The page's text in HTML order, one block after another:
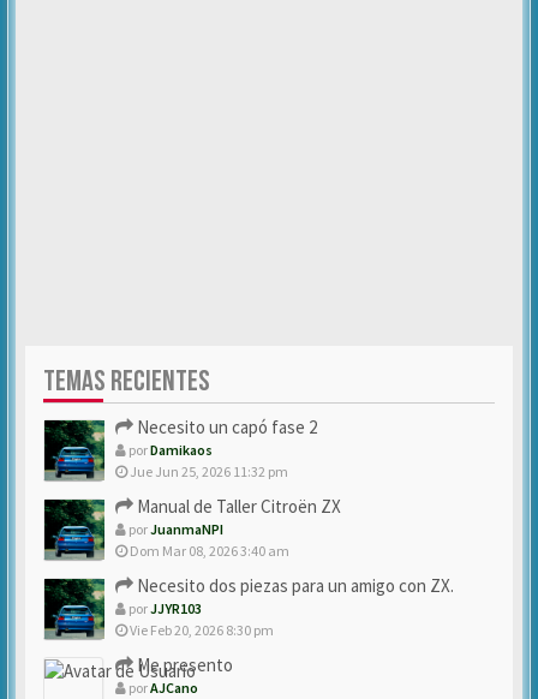
TEMAS RECIENTES
Necesito un capó fase 2
porDamikaos
Jue Jun 25, 2026 11:32 pm
Manual de Taller Citroën ZX
porJuanmaNPI
Dom Mar 08, 2026 3:40 am
Necesito dos piezas para un amigo con ZX.
porJJYR103
Vie Feb 20, 2026 8:30 pm
Me presento
porAJCano